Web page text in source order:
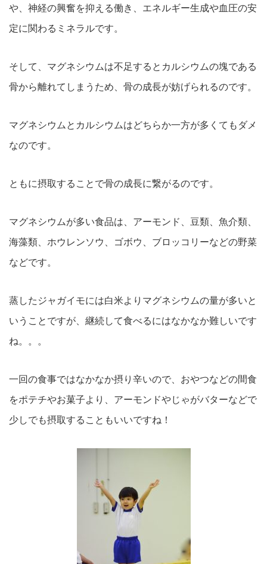
や、神経の興奮を抑える働き、エネルギー生成や血圧の安
定に関わるミネラルです。
そして、マグネシウムは不足するとカルシウムの塊である
骨から離れてしまうため、骨の成長が妨げられるのです。
マグネシウムとカルシウムはどちらか一方が多くてもダメ
なのです。
ともに摂取することで骨の成長に繋がるのです。
マグネシウムが多い食品は、アーモンド、豆類、魚介類、
海藻類、ホウレンソウ、ゴボウ、ブロッコリーなどの野菜
などです。
蒸したジャガイモには白米よりマグネシウムの量が多いと
いうことですが、継続して食べるにはなかなか難しいです
ね。。。
一回の食事ではなかなか摂り辛いので、おやつなどの間食
をポテチやお菓子より、アーモンドやじゃがバターなどで
少しでも摂取することもいいですね！